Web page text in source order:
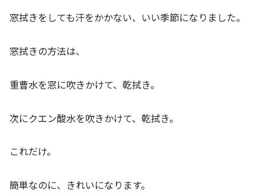
窓拭きをしても汗をかかない、いい季節になりました。
窓拭きの方法は、
重曹水を窓に吹きかけて、乾拭き。
次にクエン酸水を吹きかけて、乾拭き。
これだけ。
簡単なのに、きれいになります。